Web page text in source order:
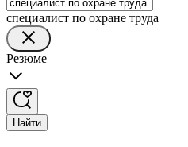
специалист по охране труда
Резюме
Найти